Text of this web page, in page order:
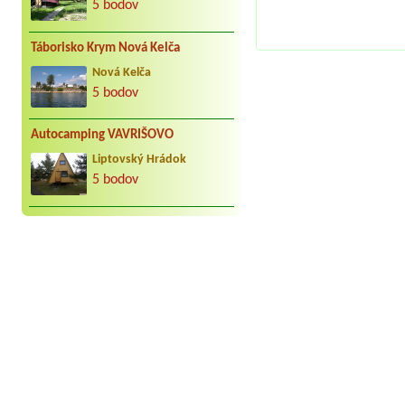
5 bodov
Táborisko Krym Nová Kelča
Nová Kelča
5 bodov
Autocamping VAVRIŠOVO
Liptovský Hrádok
5 bodov